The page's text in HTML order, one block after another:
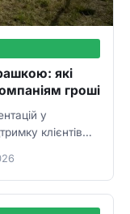
які
гроші
у
клієнтів